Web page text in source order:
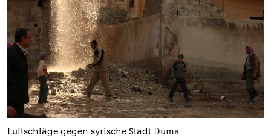
Luftschläge gegen syrische Stadt Duma